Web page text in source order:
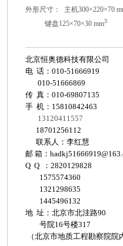
外形尺寸： 主机300×220×70
键盘125×70×30 mm3
北京恒奥德科技有限公司
电 话：010-51666919
010-51666869
传 真：010-69807135
手 机：15810842463
13120411557
18701256112
联系人：李红慧
邮 箱：
Q Q ：2820129828
1575574360
1321298635
1445496132
地 址：北京市北洼路90
号院16号楼317
（北京市地质工程勘察院院